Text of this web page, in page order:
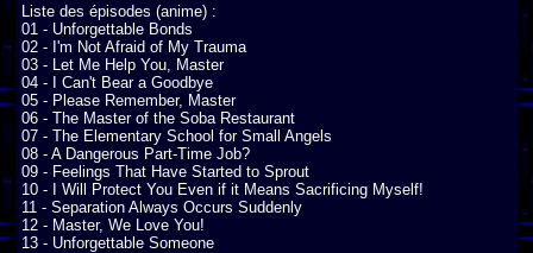
Liste des épisodes (anime) :
01 - Unforgettable Bonds
02 - I'm Not Afraid of My Trauma
03 - Let Me Help You, Master
04 - I Can't Bear a Goodbye
05 - Please Remember, Master
06 - The Master of the Soba Restaurant
07 - The Elementary School for Small Angels
08 - A Dangerous Part-Time Job?
09 - Feelings That Have Started to Sprout
10 - I Will Protect You Even if it Means Sacrificing Myself!
11 - Separation Always Occurs Suddenly
12 - Master, We Love You!
13 - Unforgettable Someone